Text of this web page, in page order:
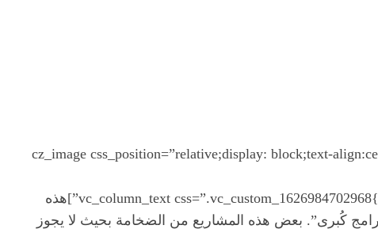
[cz_image css_position=”relative;display: block;text-align:center” image=”265″ id=”cz_80443″][/cz_image][cz_image css_position=”relative;display:
[cz_gap height=”30px” id=”cz_89686″][/vc_column][vc_column width=”1/3″][vc_column_text css=”.vc_custom_1626984702968{margin-bottom: 40px !important;}”]هذه
كُبرى”. بعض هذه المشاريع من الضخامة بحيث لا يجوز